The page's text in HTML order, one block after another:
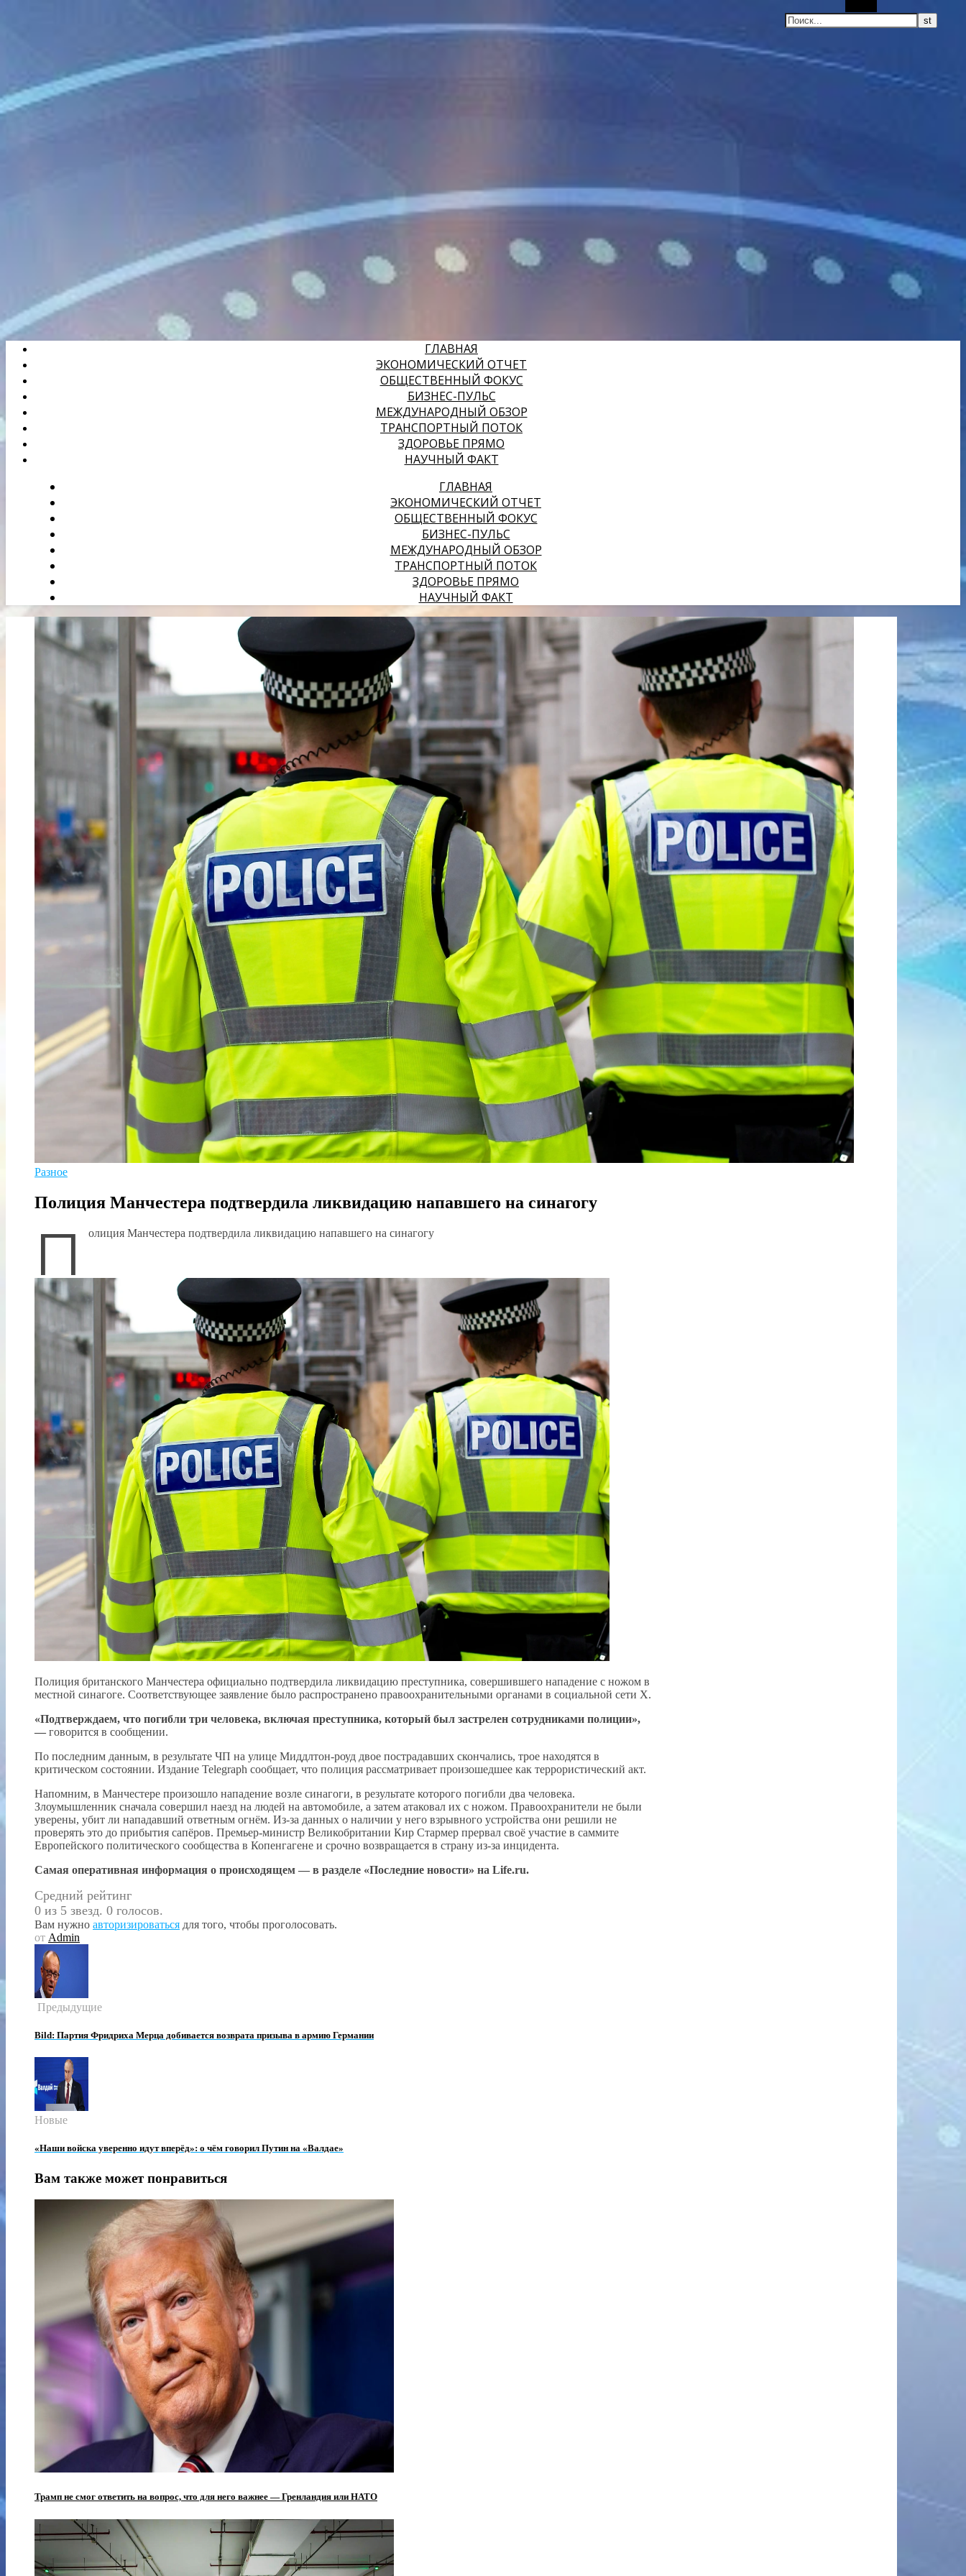
ГЛАВНАЯ
ЭКОНОМИЧЕСКИЙ ОТЧЕТ
ОБЩЕСТВЕННЫЙ ФОКУС
БИЗНЕС-ПУЛЬС
МЕЖДУНАРОДНЫЙ ОБЗОР
ТРАНСПОРТНЫЙ ПОТОК
ЗДОРОВЬЕ ПРЯМО
НАУЧНЫЙ ФАКТ
ГЛАВНАЯ
ЭКОНОМИЧЕСКИЙ ОТЧЕТ
ОБЩЕСТВЕННЫЙ ФОКУС
БИЗНЕС-ПУЛЬС
МЕЖДУНАРОДНЫЙ ОБЗОР
ТРАНСПОРТНЫЙ ПОТОК
ЗДОРОВЬЕ ПРЯМО
НАУЧНЫЙ ФАКТ
Разное
Полиция Манчестера подтвердила ликвидацию напавшего на синагогу
П олиция Манчестера подтвердила ликвидацию напавшего на синагогу
Полиция британского Манчестера официально подтвердила ликвидацию преступника, совершившего нападение с ножом в
местной синагоге. Соответствующее заявление было распространено правоохранительными органами в социальной сети X.
«Подтверждаем, что погибли три человека, включая преступника, который был застрелен сотрудниками полиции»,
— говорится в сообщении.
По последним данным, в результате ЧП на улице Миддлтон-роуд двое пострадавших скончались, трое находятся в
критическом состоянии. Издание Telegraph сообщает, что полиция рассматривает произошедшее как террористический акт.
Напомним, в Манчестере произошло нападение возле синагоги, в результате которого погибли два человека.
Злоумышленник сначала совершил наезд на людей на автомобиле, а затем атаковал их с ножом. Правоохранители не были
уверены, убит ли нападавший ответным огнём. Из-за данных о наличии у него взрывного устройства они решили не
проверять это до прибытия сапёров. Премьер-министр Великобритании Кир Стармер прервал своё участие в саммите
Европейского политического сообщества в Копенгагене и срочно возвращается в страну из-за инцидента.
Самая оперативная информация о происходящем — в разделе «Последние новости» на Life.ru.
Средний рейтинг
0 из 5 звезд. 0 голосов.
Вам нужно авторизироваться для того, чтобы проголосовать.
от Admin
Предыдущие
Bild: Партия Фридриха Мерца добивается возврата призыва в армию Германии
Новые
«Наши войска уверенно идут вперёд»: о чём говорил Путин на «Валдае»
Вам также может понравиться
Трамп не смог ответить на вопрос, что для него важнее — Гренландия или НАТО